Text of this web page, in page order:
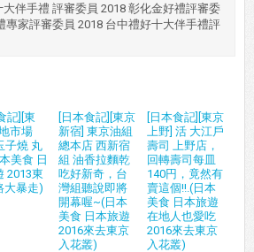
伴手禮 評審委員 2018 彰化金好禮評審委
專家評審委員 2018 台中禮好十大伴手禮評
記][東
市場
子燒 丸
美食 日
2013東
大暴走)
[日本食記][東京
新宿] 東京油組
總本店 西新宿
組 油香拉麵乾
吃好新奇，台
灣組聽說即將
開幕喔~(日本
美食 日本旅遊
2016來去東京
入花叢)
[日本食記][東京
上野] 活 大江戶
壽司 上野店，
回轉壽司每皿
140円，竟然有
賣這個!!.(日本
美食 日本旅遊
在地人也愛吃
2016來去東京
入花叢)